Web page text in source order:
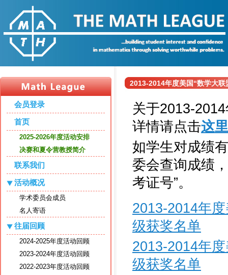
会员登录
首页
2025-2026年度活动安排
决赛和夏令营教授简介
联系我们
活动概况
学术委员会成员
名人寄语
往届回顾
2024-2025年度活动回顾
2023-2024年度活动回顾
2022-2023年度活动回顾
2013-2014年度美国“数学大
关于2013-
详情请点击这里
如学生对成绩
委会查询成绩
考证号”。
2013-2014年
级获奖名单
2013-2014年
级获奖名单